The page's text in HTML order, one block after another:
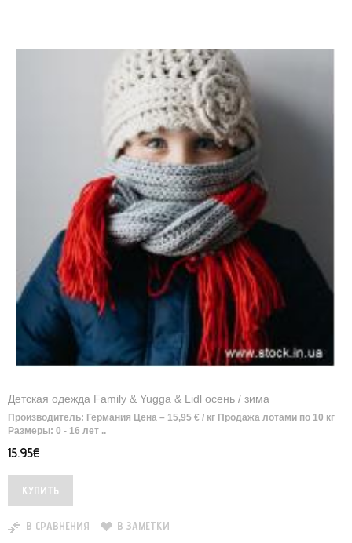
Детская одежда Family & Yugga & Lidl осень / зима
Производитель: Германия Цена – 15,95 € / кг Продажа лотами по 10 кг
Размеры: 0 - 16 лет ..
15.95€
В СРАВНЕНИЯ В ЗАМЕТКИ